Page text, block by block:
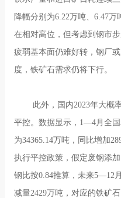
降幅分别为6.22万吨、6.47万
在相对高位，但考虑到钢市步
疲弱基本面仍难好转，钢厂
度，铁矿石需求仍将下行。
此外，国内2023年大概
平控。数据显示，1—4月全
为34365.14万吨，同比增加
执行平控政策，假定废钢添
钢比按0.84推算，未来5—12
减量2429万吨，对应的铁矿